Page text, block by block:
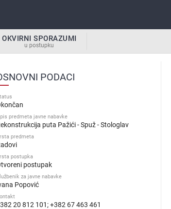
OKVIRNI SPORAZUMI
u postupku
PODACI
predmeta javne nabavke
puta Pažići - Spuž - Stologlav
predmeta
postupka
postupak
za javne nabavke
Popović
20 812 101; +382 67 463 461